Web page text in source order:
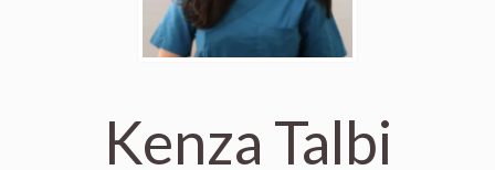
Kenza Talbi